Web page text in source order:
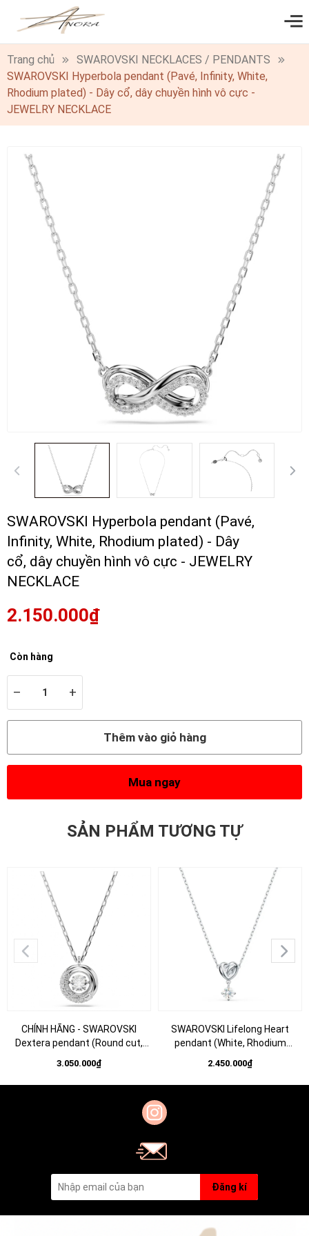
0
Trang chủ
SWAROVSKI NECKLACES / PENDANTS
SWAROVSKI Hyperbola pendant (Pavé, Infinity, White,
Rhodium plated) - Dây cổ, dây chuyền hình vô cực -
JEWELRY NECKLACE
SWAROVSKI Hyperbola pendant (Pavé,
Infinity, White, Rhodium plated) - Dây
cổ, dây chuyền hình vô cực - JEWELRY
NECKLACE
2.150.000₫
Còn hàng
– +
Thêm vào giỏ hàng
Mua ngay
SẢN PHẨM TƯƠNG TỰ
CHÍNH HÃNG - SWAROVSKI
Dextera pendant (Round cut,
chuyền, pha lê trắng - JEWELRY
NECKLACE
3.050.000₫
SWAROVSKI Lifelong Heart
pendant (White, Rhodium
tim phối đá pha lê trắng -
NECKLACE Jewelry
2.450.000₫
Đăng kí